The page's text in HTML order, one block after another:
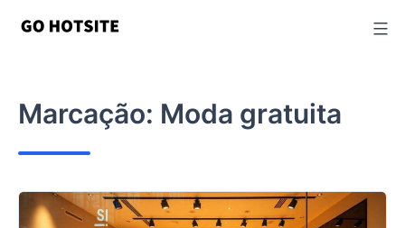
Marcação: Moda gratuita